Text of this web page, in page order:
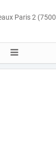
Paris 2